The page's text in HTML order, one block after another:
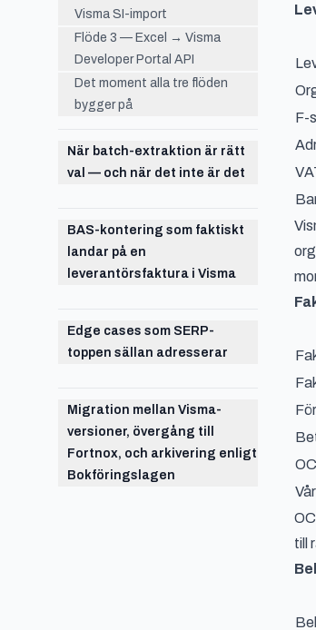
Visma SI-import
Flöde 3 — Excel → Visma
Developer Portal API
Det moment alla tre flöden
bygger på
När batch-extraktion är rätt
val — och när det inte är det
BAS-kontering som faktiskt
landar på en
leverantörsfaktura i Visma
Edge cases som SERP-
toppen sällan adresserar
Migration mellan Visma-
versioner, övergång till
Fortnox, och arkivering enligt
Bokföringslagen
F-
till